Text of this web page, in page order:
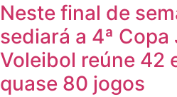
Neste final de
sediará a 4ª Copa
Voleibol reúne 42
quase 80 jogos